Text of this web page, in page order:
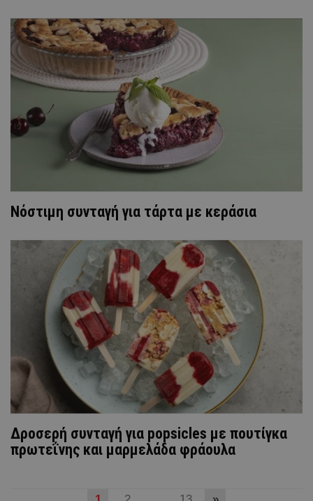
Νόστιμη συνταγή για τάρτα με κεράσια
Δροσερή συνταγή για popsicles με πουτίγκα
πρωτεΐνης και μαρμελάδα φράουλα